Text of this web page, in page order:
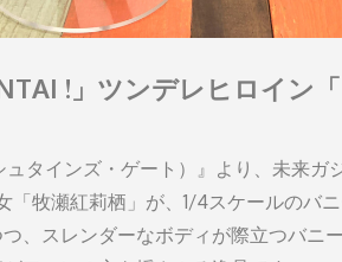
!」ツンデレヒロイン
タインズ・ゲート）』より、未来ガ
牧瀬紅莉栖」が、1/4スケールのバ
、スレンダーなボディが際立つバニ